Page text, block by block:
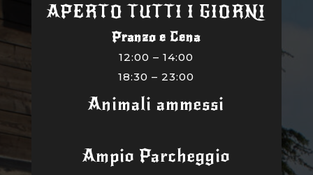
APERTO TUTTI I GIORNI
Pranzo e Cena
12:00 – 14:00
18:30 – 23:00
Animali ammessi
Ampio Parcheggio